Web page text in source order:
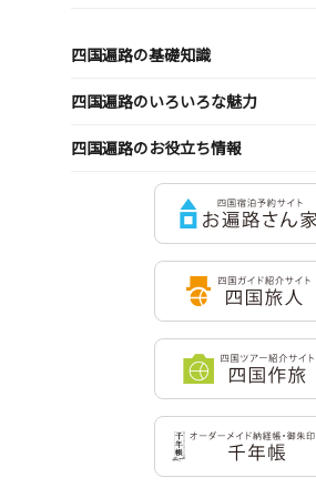
四国遍路の基礎知識
四国遍路のいろいろな魅力
四国遍路のお役立ち情報